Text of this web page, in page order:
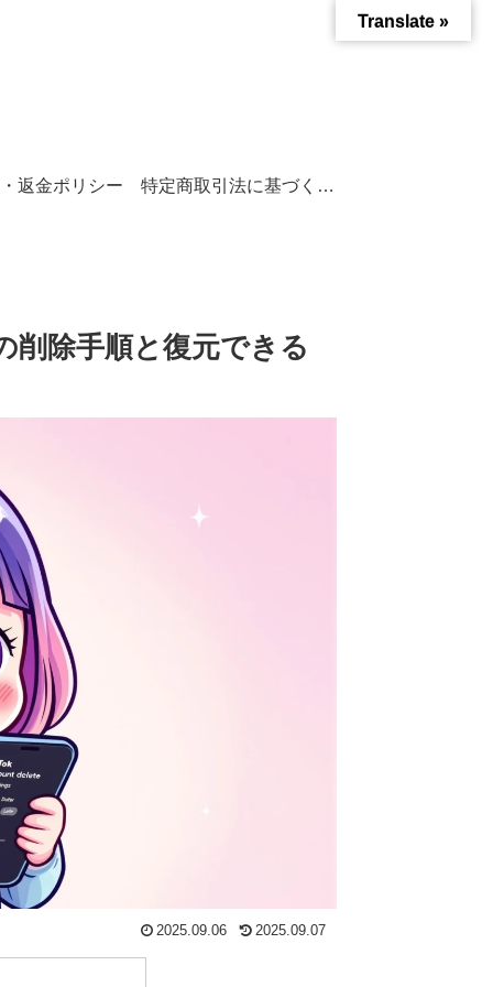
返金ポリシー 特定商取引法に基づく表記
削除手順と復元できる
2025.09.06 2025.09.07
Translate »